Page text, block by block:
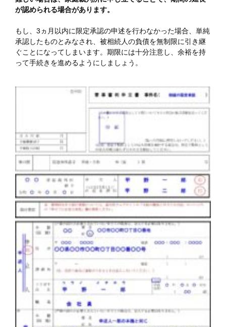
が認められる場合があります。
もし、3ヵ月以内に限定承認の申述を行わなかった場合、単純
承認したものとみなされ、被相続人の負債を無制限に引き継
ぐことになってしまいます。期限には十分注意し、余裕を持
って手続きを進めるようにしましょう。